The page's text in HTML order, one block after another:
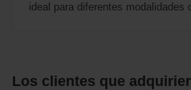
ideal para diferentes
Los clientes que